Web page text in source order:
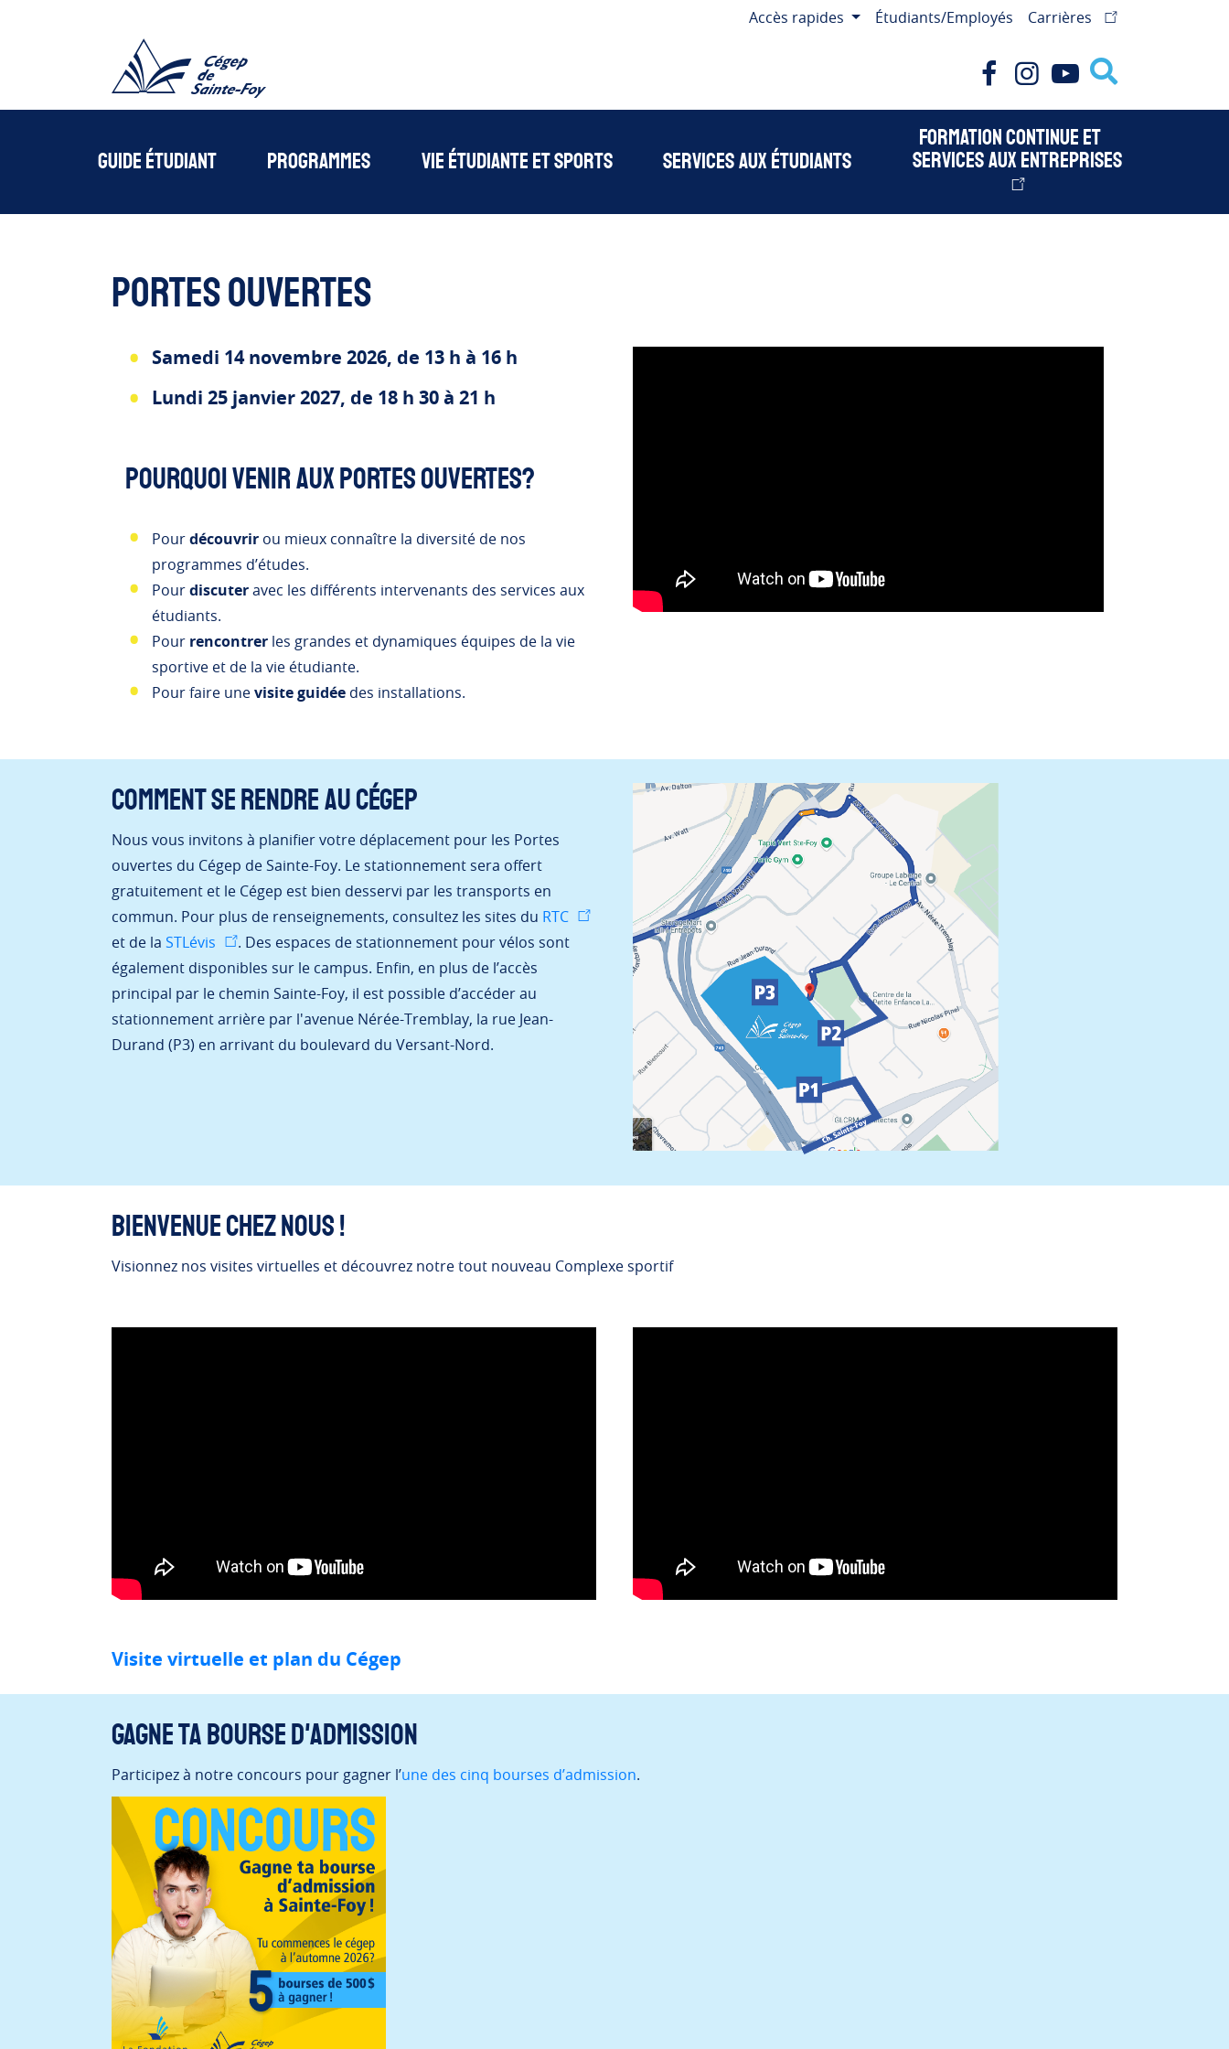
Accès rapides Étudiants/Employés
Carrières
Facebook
Instagram
Youtube
Guide étudiant Programmes Vie étudiante et sports Services aux étudiants
Formation continue et
services aux entreprises
Portes ouvertes
Samedi 14 novembre 2026, de 13 h à 16 h
Lundi 25 janvier 2027, de 18 h 30 à 21 h
Pourquoi venir aux Portes ouvertes?
Pourdécouvrir ou mieux connaître la diversité de nos
programmes d’études.
Pourdiscuteravec les différents intervenants des services aux
étudiants.
Pour rencontrer les grandes et dynamiques équipes de la vie
sportive et de la vie étudiante.
Pour faire unevisite guidéedes installations.
Comment se rendre au Cégep
Nous vous invitons à planifier votre déplacement pour les Portes
ouvertes du Cégep de Sainte-Foy. Le stationnement sera offert
gratuitement et le Cégep est bien desservi par les transports en
commun. Pour plus de renseignements, consultez les sites du RTC
et de la STLévis
. Des espaces de stationnement pour vélos sont
également disponibles sur le campus. Enfin, en plus de l’accès
principal par le chemin Sainte-Foy, il est possible d’accéder au
stationnement arrière par l'avenue Nérée-Tremblay, la rue Jean-
Durand (P3) en arrivant du boulevard du Versant-Nord.
BIENVENUE CHEZ NOUS !
Visionnez nos visites virtuelles et découvrez notre tout nouveau Complexe sportif
Visite virtuelle et plan du Cégep
Gagne ta bourse d'admission
Participez à notre concours pour gagner l’une des cinq bourses d’admission.